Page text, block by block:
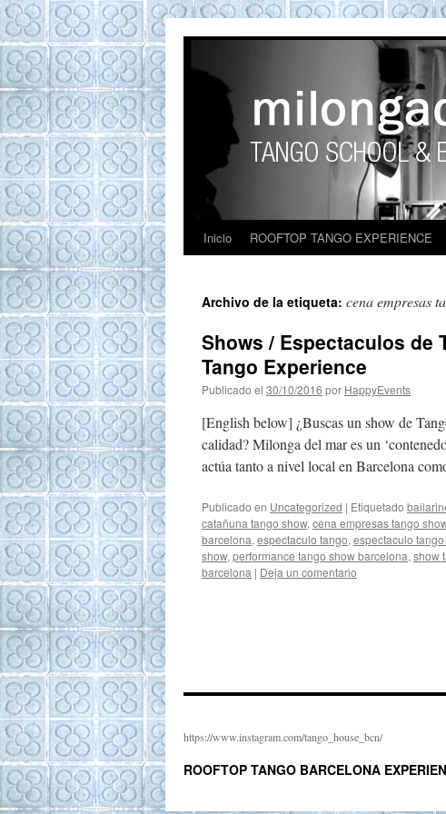
ROOFTOP TANGO
Barcelona. Show Tango. barcelona
experience. Private Tango Lesson. Rooftop
Tango experience Barcelona. Tango
Inicio ROOFTOP TANGO EXPERIENCE
Archivo de la etiqueta: cena empresas
Shows / Espectaculos de
Tango Experience
Publicado el 30/10/2016 por HappyEvents
[English below] ¿Buscas un show de
calidad? Milonga del mar es un
actúa tanto a nivel local en Barcelona
Publicado en Uncategorized | Etiquetado
catañuna tango show, cena empresas tango
barcelona, espectaculo tango, espectaculo
show, performance tango show barcelona, show
barcelona | Deja un comentario
https://www.instagram.com/tango_house_bcn/
ROOFTOP TANGO BARCELONA